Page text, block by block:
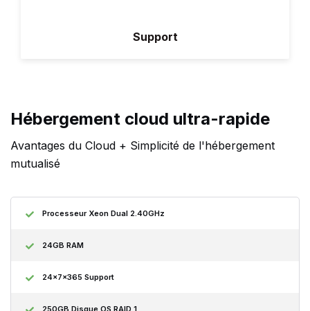
Support
Hébergement cloud ultra-rapide
Avantages du Cloud + Simplicité de l'hébergement
mutualisé
Processeur Xeon Dual 2.40GHz
24GB RAM
24x7x365 Support
250GB Disque OS RAID 1